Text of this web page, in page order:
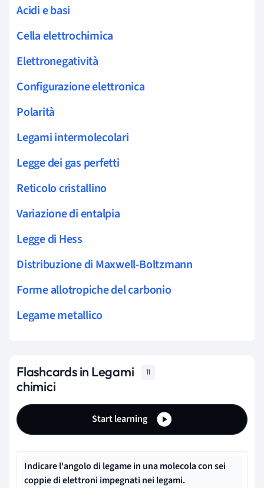
Acidi e basi
Cella elettrochimica
Elettronegatività
Configurazione elettronica
Polarità
Legami intermolecolari
Legge dei gas perfetti
Reticolo cristallino
Variazione di entalpia
Legge di Hess
Distribuzione di Maxwell-Boltzmann
Forme allotropiche del carbonio
Legame metallico
Flashcards in Legami
chimici
11
Start learning
Indicare l'angolo di legame in una molecola con sei
coppie di elettroni impegnati nei legami.